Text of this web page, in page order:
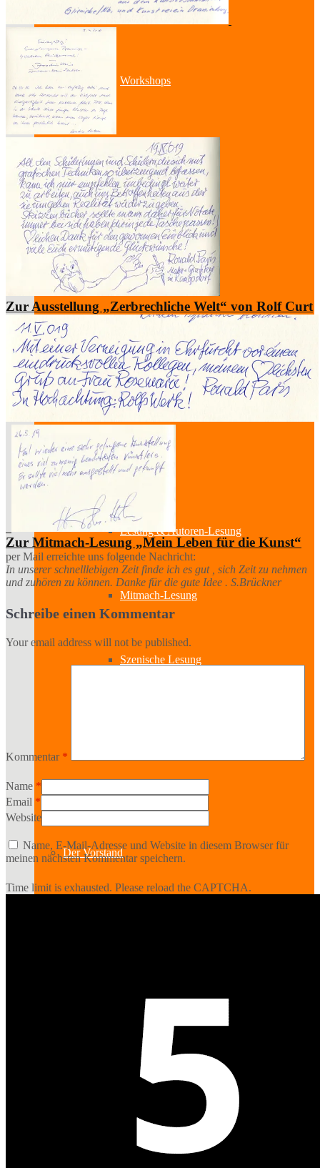
Aussteller
Workshops
Darstellende Kunst
Kabinetttheater
Literatur & Film
Hörspiel
Musik
Literatur
Lesung & Autoren-Lesung
Mitmach-Lesung
Szenische Lesung
Der Vorstand
Geschichte des Hauses
Zur Ausstellung „Zerbrechliche Welt“ von Rolf Curt
Zur Mitmach-Lesung „Mein Leben für die Kunst“
per Mail erreichte uns folgende Nachricht:
In unserer schnelllebigen Zeit finde ich es gut , sich Zeit zu nehmen
und zuhören zu können. Danke für die gute Idee . S.Brückner
Schreibe einen Kommentar
Your email address will not be published.
Kommentar *
Name *
Email *
Website
Name, E-Mail-Adresse und Website in diesem Browser für
meinen nächsten Kommentar speichern.
Time limit is exhausted. Please reload the CAPTCHA.